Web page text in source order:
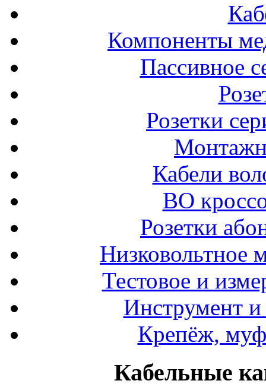
Компоненты
Пассивное
Розетки
Кабели
ВО
Розетки
Низковольтное
Тестовое и
Инструмент
Крепёж,
Кабельные